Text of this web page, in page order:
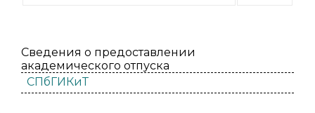
Сведения о предоставлении
академического отпуска
СПбГИКиТ